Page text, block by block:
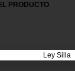
PRODUCTO